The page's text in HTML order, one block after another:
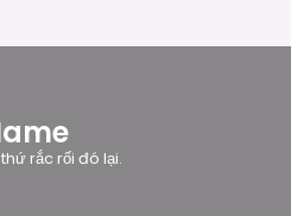
rắc rối đó lại.